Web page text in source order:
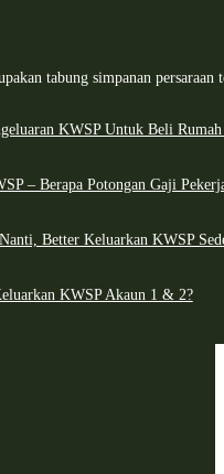
tabung simpanan persaraan
KWSP Untuk Beli
– Berapa Potongan Gaji
Better Keluarkan KWSP
KWSP Akaun 1 & 2?